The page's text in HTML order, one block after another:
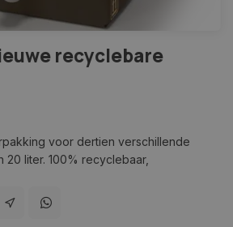
recyclebare
voor dertien verschillende
20 liter. 100% recyclebaar,